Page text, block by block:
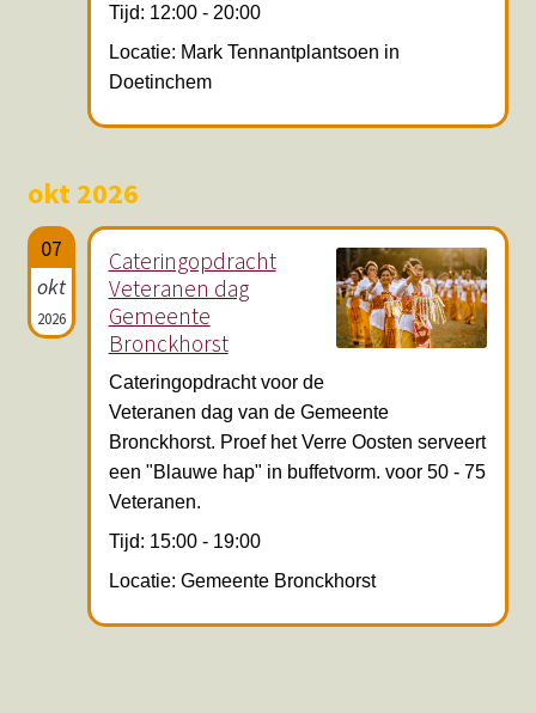
Tijd: 12:00 - 20:00
Locatie: Mark Tennantplantsoen in
Doetinchem
okt 2026
07
okt
2026
Cateringopdracht
Veteranen dag
Gemeente
Bronckhorst
Cateringopdracht voor de
Veteranen dag van de Gemeente
Bronckhorst. Proef het Verre Oosten serveert
een "Blauwe hap" in buffetvorm. voor 50 - 75
Veteranen.
Tijd: 15:00 - 19:00
Locatie: Gemeente Bronckhorst